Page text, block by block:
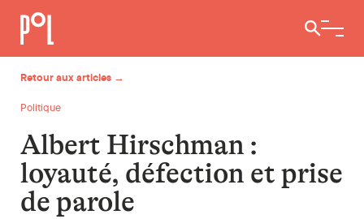
Ouvrir /
Retour aux articles →
Politique
Albert Hirschman :
loyauté, défection et prise
de parole